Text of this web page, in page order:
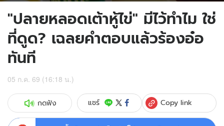
"ปลายหลอดเต้าหู้ไข่" มีไว้ทำไม ใช่
ที่ดูด? เฉลยคำตอบแล้วร้องอ๋อ
ทันที
05 ก.ค. 69 (16:18 น.)
กดฟัง แชร์ Copy link